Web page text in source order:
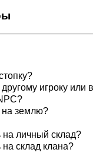
игроку или
на землю?
личный склад?
склад клана?